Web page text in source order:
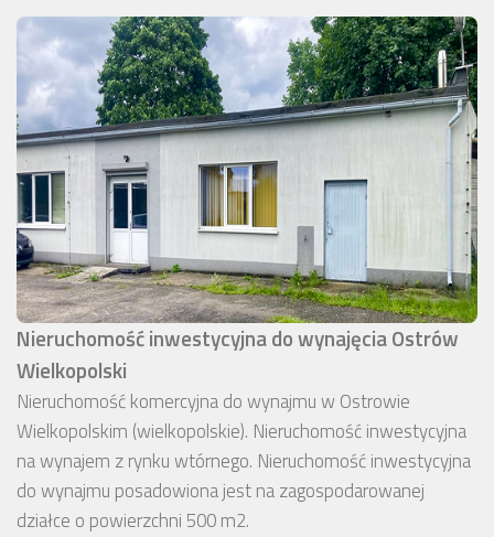
Nieruchomość inwestycyjna do wynajęcia Ostrów
Wielkopolski
Nieruchomość komercyjna do wynajmu w Ostrowie
Wielkopolskim (wielkopolskie). Nieruchomość inwestycyjna
na wynajem z rynku wtórnego. Nieruchomość inwestycyjna
do wynajmu posadowiona jest na zagospodarowanej
działce o powierzchni 500 m2.